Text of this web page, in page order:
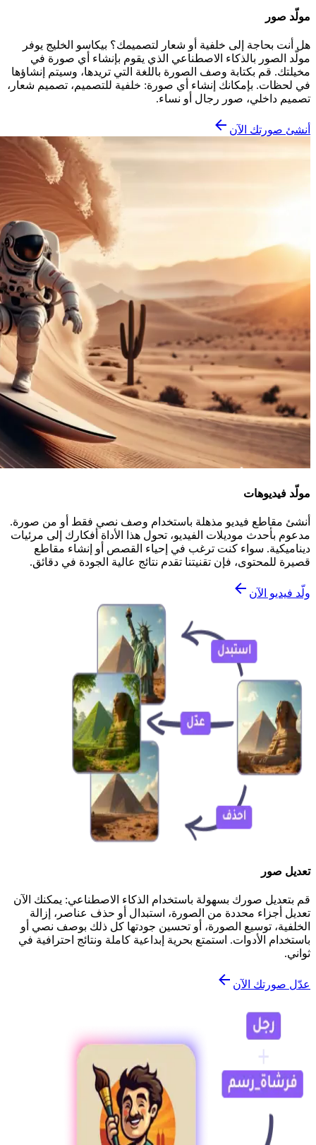
مولّد صور
هل أنت بحاجة إلى خلفية أو شعار لتصميمك؟ بيكاسو الخليج يوفر
مولّد الصور بالذكاء الاصطناعي الذي يقوم بإنشاء أي صورة في
مخيلتك. قم بكتابة وصف الصورة باللغة التي تريدها، وسيتم إنشاؤها
في لحظات. بإمكانك إنشاء أي صورة: خلفية للتصميم، تصميم شعار،
تصميم داخلي، صور رجال أو نساء.
أنشئ صورتك الآن
مولّد فيديوهات
أنشئ مقاطع فيديو مذهلة باستخدام وصف نصي فقط أو من صورة.
مدعوم بأحدث موديلات الفيديو، تحول هذا الأداة أفكارك إلى مرئيات
ديناميكية. سواء كنت ترغب في إحياء القصص أو إنشاء مقاطع
قصيرة للمحتوى، فإن تقنيتنا تقدم نتائج عالية الجودة في دقائق.
ولّد فيديو الآن
تعديل صور
قم بتعديل صورك بسهولة باستخدام الذكاء الاصطناعي: يمكنك الآن
تعديل أجزاء محددة من الصورة، استبدال أو حذف عناصر، إزالة
الخلفية، توسيع الصورة، أو تحسين جودتها كل ذلك بوصف نصي أو
باستخدام الأدوات. استمتع بحرية إبداعية كاملة ونتائج احترافية في
ثواني.
عدّل صورتك الآن